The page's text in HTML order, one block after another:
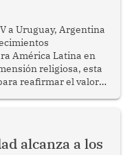
a Uruguay, Argentina
América Latina en
religiosa, esta
reafirmar el valor
cohesión
alcanza a los